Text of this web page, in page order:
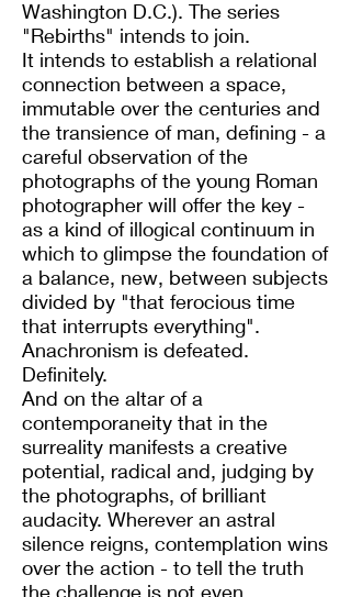
Washington D.C.). The series
"Rebirths" intends to join.
It intends to establish a relational
connection between a space,
immutable over the centuries and
the transience of man, defining - a
careful observation of the
photographs of the young Roman
photographer will offer the key -
as a kind of illogical continuum in
which to glimpse the foundation of
a balance, new, between subjects
divided by "that ferocious time
that interrupts everything".
Anachronism is defeated.
Definitely.
And on the altar of a
contemporaneity that in the
surreality manifests a creative
potential, radical and, judging by
the photographs, of brilliant
audacity. Wherever an astral
silence reigns, contemplation wins
over the action - to tell the truth
the challenge is not even